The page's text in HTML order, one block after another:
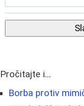
Pročitajte i...
Borba protiv